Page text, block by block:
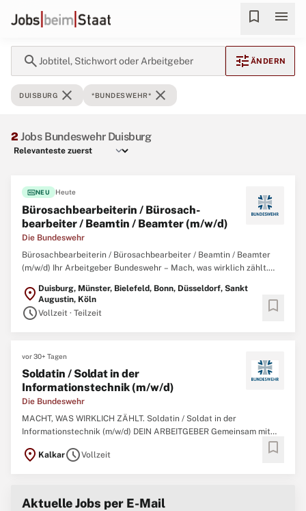
bookmark menu
search Jobtitel, Stichwort oder Arbeitgeber tune ÄNDERN
DUISBURG close *BUNDESWEHR* close
2 Jobs Bundeswehr Duisburg
fiber_newNEU Heute
Büro­sach­bearbeiterin / Büro­sach­
bearbeiter / Beamtin / Beamter (m/w/d)
Die Bundeswehr
Bürosachbearbeiterin / Bürosachbearbeiter / Beamtin / Beamter
(m/w/d) Ihr Arbeitgeber Bundeswehr – Mach, was wirklich zählt.
Mitarbeitenden garantieren wir Sicherheit, Souveränität und die
außenpolitische Handlungsfähigkeit
location_on Duisburg, Münster, Bielefeld, Bonn, Düsseldorf, Sankt
Augustin, Köln
scheduleVollzeit · Teilzeit bookmark
vor 30+ Tagen
Soldatin / Soldat in der
Informationstechnik (m/w/d)
Die Bundeswehr
MACHT, WAS WIRKLICH ZÄHLT. Soldatin / Soldat in der
Informationstechnik (m/w/d) DEIN ARBEITGEBER Gemeinsam mit
über 260.000 militärischen und zivilen Mitarbeitenden garantieren
wir Sicherheit, Souveränität und die außenpolitische
location_on KalkarscheduleVollzeit bookmark
Aktuelle Jobs per E-Mail